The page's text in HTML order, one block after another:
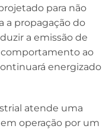
para não
a propagação do
a emissão de
ao
energizado
atende uma
operação por um